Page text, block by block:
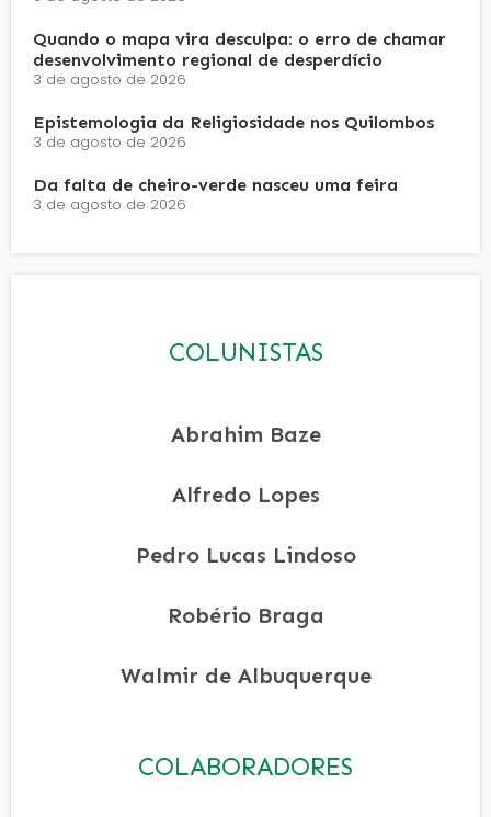
Quando o mapa vira desculpa: o erro de chamar
desenvolvimento regional de desperdício
3 de agosto de 2026
Epistemologia da Religiosidade nos Quilombos
3 de agosto de 2026
Da falta de cheiro-verde nasceu uma feira
3 de agosto de 2026
COLUNISTAS
Abrahim Baze
Alfredo Lopes
Pedro Lucas Lindoso
Robério Braga
Walmir de Albuquerque
COLABORADORES